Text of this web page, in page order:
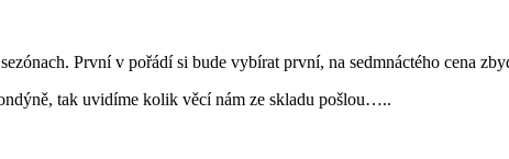
První v pořádí si bude vybírat první, na sedmnáctého cena
tak uvidíme kolik věcí nám ze skladu pošlou…..